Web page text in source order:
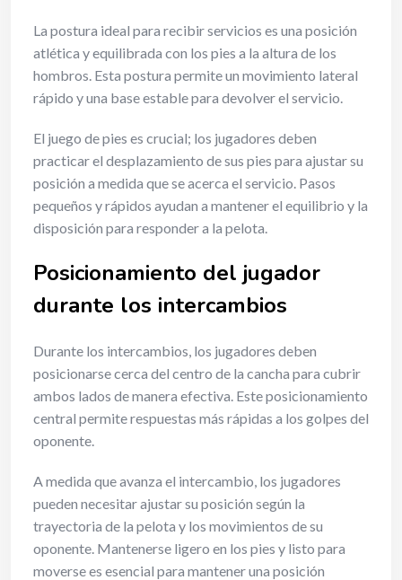
La postura ideal para recibir servicios es una posición
atlética y equilibrada con los pies a la altura de los
hombros. Esta postura permite un movimiento lateral
rápido y una base estable para devolver el servicio.
El juego de pies es crucial; los jugadores deben
practicar el desplazamiento de sus pies para ajustar su
posición a medida que se acerca el servicio. Pasos
pequeños y rápidos ayudan a mantener el equilibrio y la
disposición para responder a la pelota.
Posicionamiento del jugador
durante los intercambios
Durante los intercambios, los jugadores deben
posicionarse cerca del centro de la cancha para cubrir
ambos lados de manera efectiva. Este posicionamiento
central permite respuestas más rápidas a los golpes del
oponente.
A medida que avanza el intercambio, los jugadores
pueden necesitar ajustar su posición según la
trayectoria de la pelota y los movimientos de su
oponente. Mantenerse ligero en los pies y listo para
moverse es esencial para mantener una posición